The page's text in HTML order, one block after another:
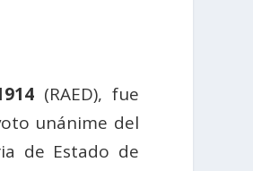
(RAED), fue
unánime del
de Estado de